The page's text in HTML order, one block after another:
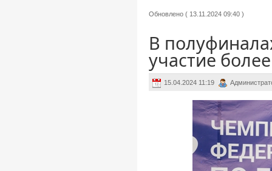
Обновлено ( 13.11.2024 09:40 )
В
участие
15.04.2024 11:19